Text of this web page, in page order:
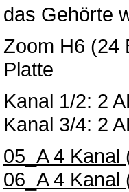
das Gehörte
Zoom H6 (24
Platte
Kanal 1/2: 2
Kanal 3/4: 2
05_A 4 Kanal
06_A 4 Kanal